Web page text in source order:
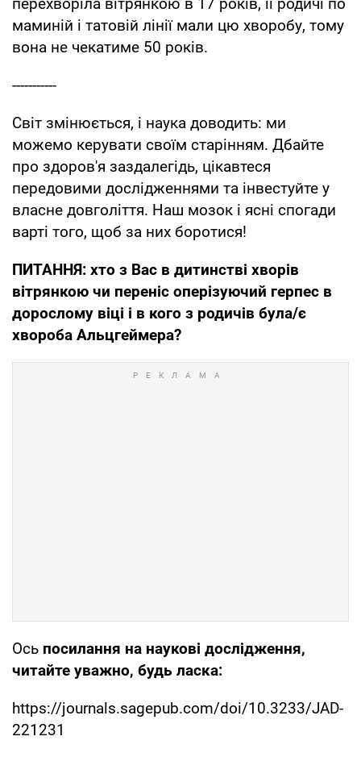
маминій і татовій лінії мали цю хворобу, тому
вона не чекатиме 50 років.
-----------
Світ змінюється, і наука доводить: ми
можемо керувати своїм старінням. Дбайте
про здоров'я заздалегідь, цікавтеся
передовими дослідженнями та інвестуйте у
власне довголіття. Наш мозок і ясні спогади
варті того, щоб за них боротися!
ПИТАННЯ: хто з Вас в дитинстві хворів
вітрянкою чи переніс оперізуючий герпес в
дорослому віці і в кого з родичів була/є
хвороба Альцгеймера?
Ось посилання на наукові дослідження,
читайте уважно, будь ласка:
https://journals.sagepub.com/doi/10.3233/JAD-
221231